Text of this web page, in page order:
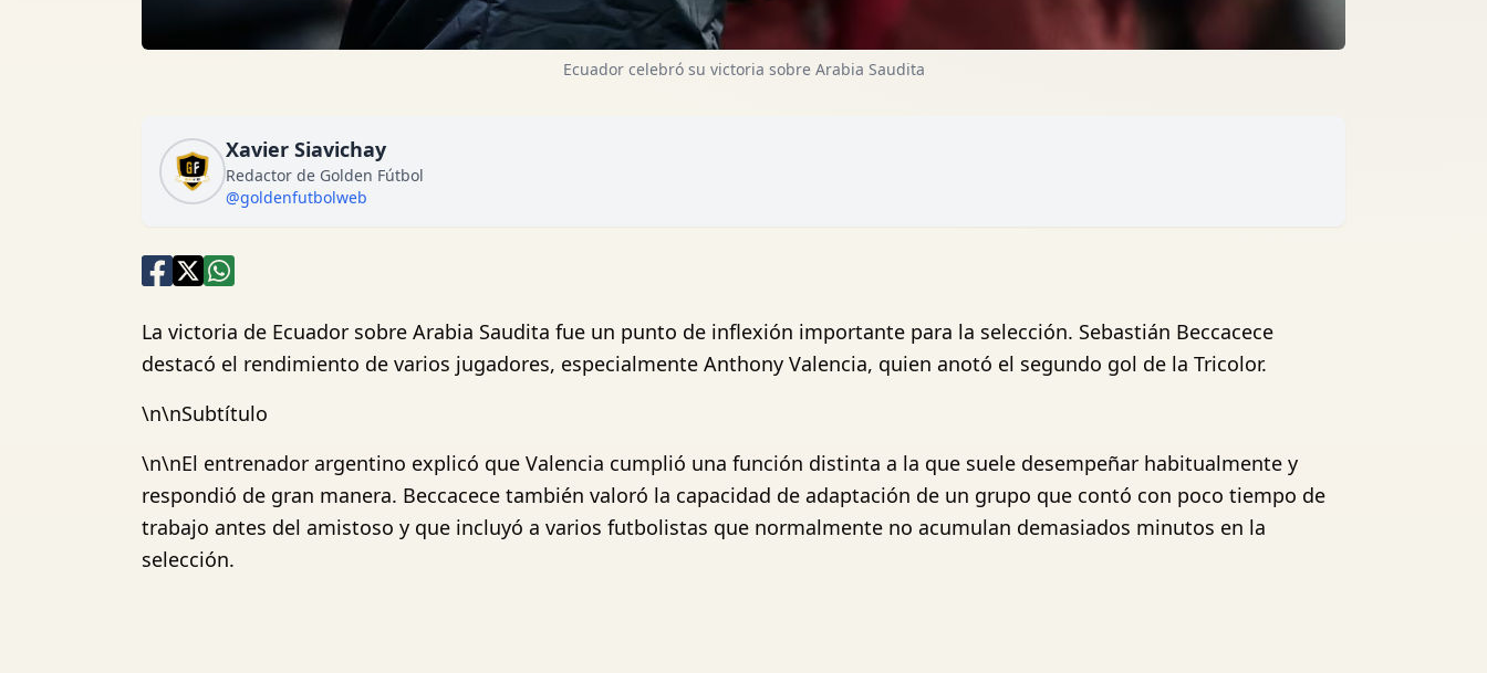
Ecuador celebró su victoria sobre Arabia Saudita
Xavier Siavichay
Redactor de Golden Fútbol
@goldenfutbolweb
La victoria de Ecuador sobre Arabia Saudita fue un punto de inflexión importante para la selección. Sebastián Beccacece
destacó el rendimiento de varios jugadores, especialmente Anthony Valencia, quien anotó el segundo gol de la Tricolor.
\n\nSubtítulo
\n\nEl entrenador argentino explicó que Valencia cumplió una función distinta a la que suele desempeñar habitualmente y
respondió de gran manera. Beccacece también valoró la capacidad de adaptación de un grupo que contó con poco tiempo de
trabajo antes del amistoso y que incluyó a varios futbolistas que normalmente no acumulan demasiados minutos en la
selección.